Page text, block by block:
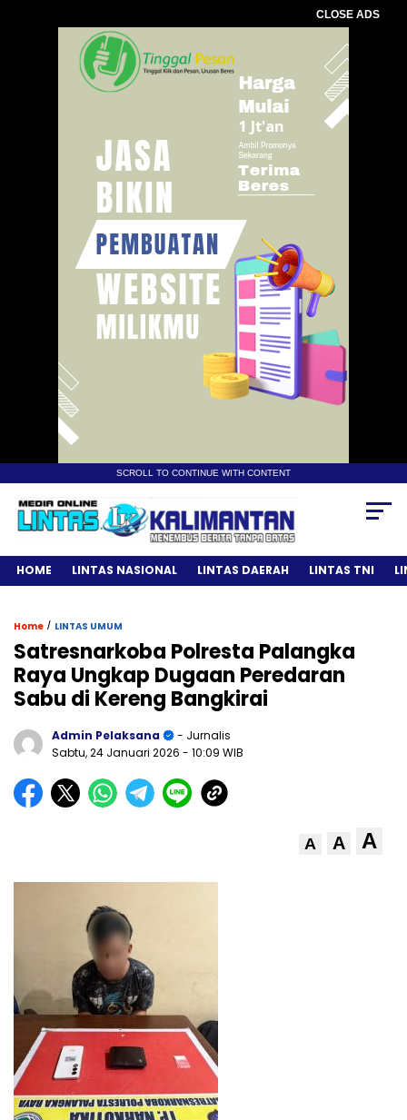
CLOSE ADS
SCROLL TO CONTINUE WITH CONTENT
HOME LINTAS NASIONAL LINTAS DAERAH LINTAS TNI
Home / LINTAS UMUM
Satresnarkoba Polresta Palangka
Raya Ungkap Dugaan Peredaran
Sabu di Kereng Bangkirai
Admin Pelaksana
- Jurnalis
Sabtu, 24 Januari 2026 - 10:09 WIB
A A A